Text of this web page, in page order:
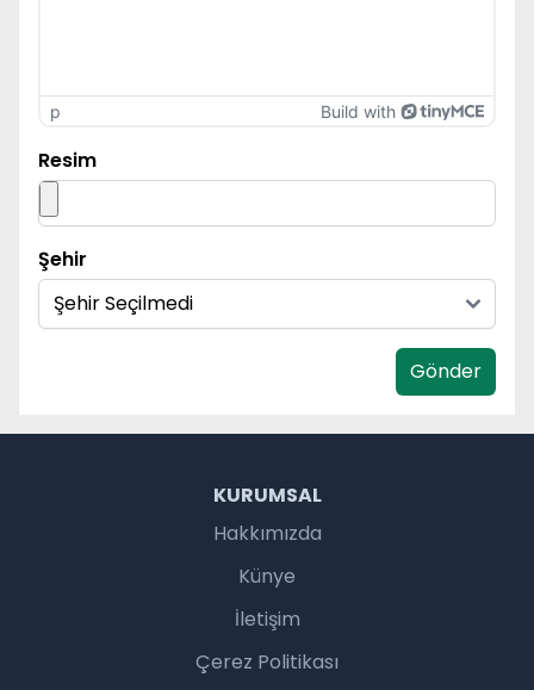
p Build with
Resim
Şehir
Gönder
KURUMSAL
Hakkımızda
Künye
İletişim
Çerez Politikası